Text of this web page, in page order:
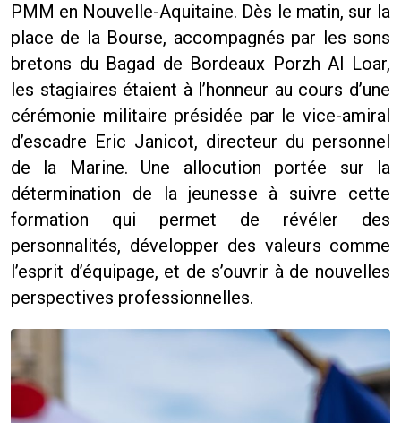
PMM en Nouvelle-Aquitaine. Dès le matin, sur la
place de la Bourse, accompagnés par les sons
bretons du Bagad de Bordeaux Porzh Al Loar,
les stagiaires étaient à l’honneur au cours d’une
cérémonie militaire présidée par le vice-amiral
d’escadre Eric Janicot, directeur du personnel
de la Marine. Une allocution portée sur la
détermination de la jeunesse à suivre cette
formation qui permet de révéler des
personnalités, développer des valeurs comme
l’esprit d’équipage, et de s’ouvrir à de nouvelles
perspectives professionnelles.